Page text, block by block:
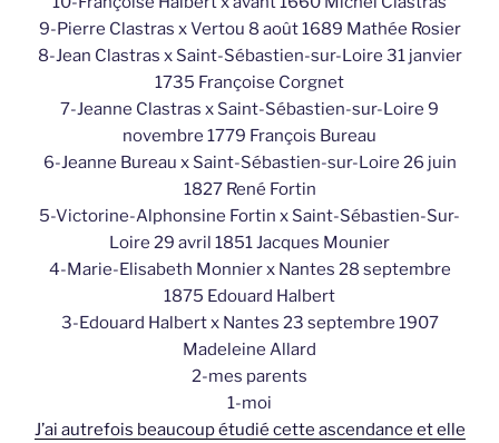
9-Pierre Clastras x Vertou 8 août 1689 Mathée Rosier
8-Jean Clastras x Saint-Sébastien-sur-Loire 31 janvier
1735 Françoise Corgnet
7-Jeanne Clastras x Saint-Sébastien-sur-Loire 9
novembre 1779 François Bureau
6-Jeanne Bureau x Saint-Sébastien-sur-Loire 26 juin
1827 René Fortin
5-Victorine-Alphonsine Fortin x Saint-Sébastien-Sur-
Loire 29 avril 1851 Jacques Mounier
4-Marie-Elisabeth Monnier x Nantes 28 septembre
1875 Edouard Halbert
3-Edouard Halbert x Nantes 23 septembre 1907
Madeleine Allard
2-mes parents
1-moi
J’ai autrefois beaucoup étudié cette ascendance et elle